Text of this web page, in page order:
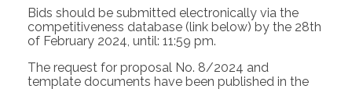
Bids should be submitted electronically via the
competitiveness database (link below) by the 28th
of February 2024, until: 11:59 pm.
The request for proposal No. 8/2024 and
template documents have been published in the